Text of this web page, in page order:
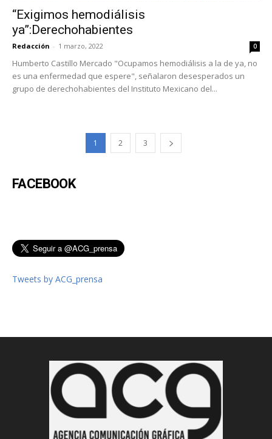
“Exigimos hemodiálisis
ya”:Derechohabientes
Redacción - 1 marzo, 2022 0
Humberto Castillo Mercado "Ocupamos hemodiálisis a la de ya, no
es una enfermedad que espere", señalaron desesperados un
grupo de derechohabientes del Instituto Mexicano del...
1 2 3
FACEBOOK
Tweets by ACG_prensa